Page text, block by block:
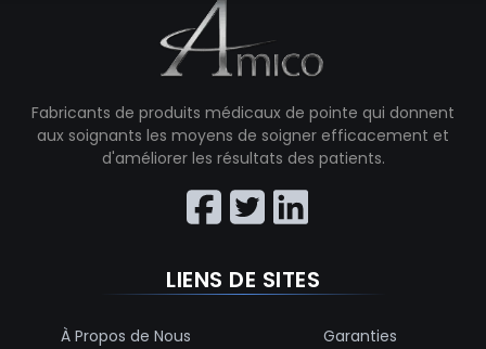
Fabricants de produits médicaux de pointe qui donnent
aux soignants les moyens de soigner efficacement et
d'améliorer les résultats des patients.
LIENS DE SITES
À Propos de Nous
Garanties